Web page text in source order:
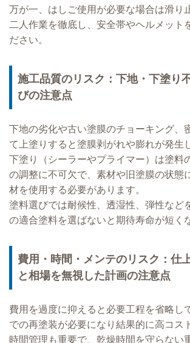
万が一、はしご使用が必要な場合は滑り
二人作業を徹底し、安全帯やヘルメット
ださい。
施工品質のリスク：下地・下塗り
びの注意点
下地の劣化や古い塗膜のチョーキング、
て上塗りすると塗膜剥がれや膨れが発生
下塗り（シーラーやプライマー）は塗料
の調整に不可欠で、素材や旧塗膜の状態
材を使用する必要があります。
塗料選びでは耐候性、透湿性、弾性など
の適合塗料を選ばないと期待寿命が短く
費用・時間・メンテのリスク：仕
と相場を無視した計画の注意点
費用を過度に抑えると必要工程を省略し
での再塗装が必要になり結果的に高コス
時間管理も重要で、乾燥時間を守らない